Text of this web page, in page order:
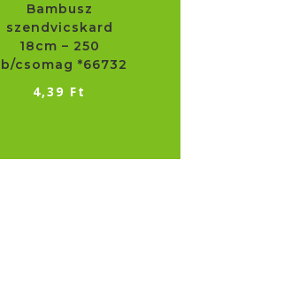
Bambusz
szendvicskard
18cm – 250
csomag *66732
4,39 Ft